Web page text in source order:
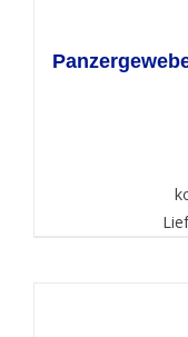
DETAILS